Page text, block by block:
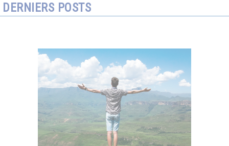
DERNIERS POSTS